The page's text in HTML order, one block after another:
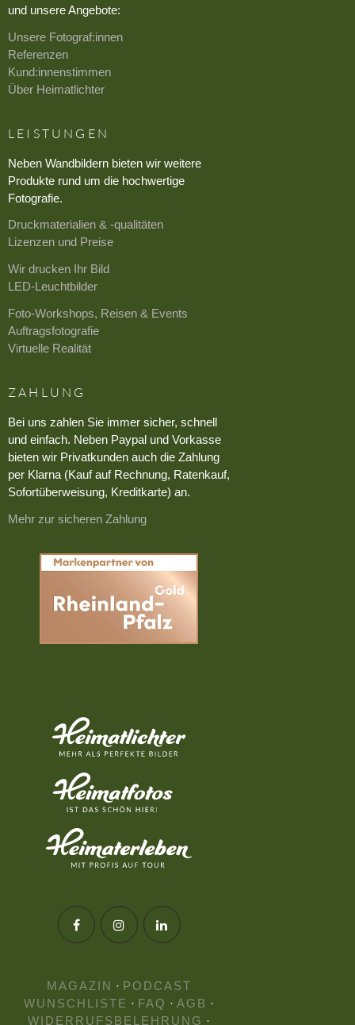
und unsere Angebote:
Unsere Fotograf:innen
Referenzen
Kund:innenstimmen
Über Heimatlichter
LEISTUNGEN
Neben Wandbildern bieten wir weitere
Produkte rund um die hochwertige
Fotografie.
Druckmaterialien & -qualitäten
Lizenzen und Preise
Wir drucken Ihr Bild
LED-Leuchtbilder
Foto-Workshops, Reisen & Events
Auftragsfotografie
Virtuelle Realität
ZAHLUNG
Bei uns zahlen Sie immer sicher, schnell
und einfach. Neben Paypal und Vorkasse
bieten wir Privatkunden auch die Zahlung
per Klarna (Kauf auf Rechnung, Ratenkauf,
Sofortüberweisung, Kreditkarte) an.
Mehr zur sicheren Zahlung
MAGAZIN · PODCAST
WUNSCHLISTE · FAQ · AGB ·
WIDERRUFSBELEHRUNG ·